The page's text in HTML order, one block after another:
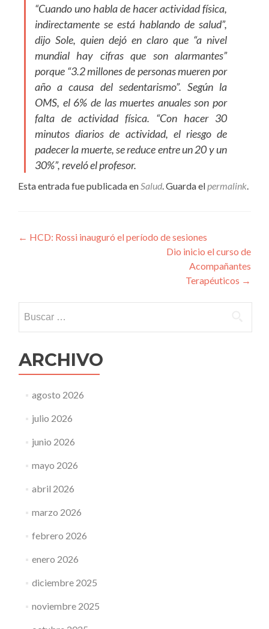
“Cuando uno habla de hacer actividad física,
indirectamente se está hablando de salud”,
dijo Sole, quien dejó en claro que “a nivel
mundial hay cifras que son alarmantes”
porque “3.2 millones de personas mueren por
año a causa del sedentarismo”. Según la
OMS, el 6% de las muertes anuales son por
falta de actividad física. “Con hacer 30
minutos diarios de actividad, el riesgo de
padecer la muerte, se reduce entre un 20 y un
30%”, reveló el profesor.
Esta entrada fue publicada enSalud. Guarda elpermalink.
Navegación
← HCD: Rossi inauguró el período de sesiones
Dio inicio el curso de
Acompañantes
Terapéuticos →
ARCHIVO
agosto 2026
julio 2026
junio 2026
mayo 2026
abril 2026
marzo 2026
febrero 2026
enero 2026
diciembre 2025
noviembre 2025